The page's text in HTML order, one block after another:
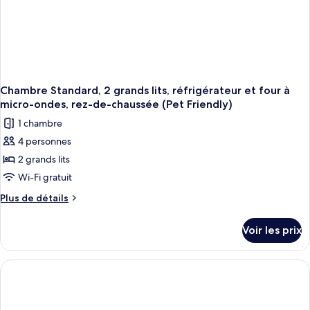
(Pet
Friendly)
Chambre Standard, 2 grands lits, réfrigérateur et four à
micro-ondes, rez-de-chaussée (Pet Friendly)
1 chambre
4 personnes
2 grands lits
Wi-Fi gratuit
Plus de détails
Plus
le
type
de
Voir les prix